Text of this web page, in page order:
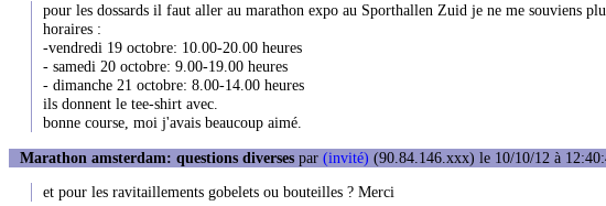
pour les dossards il faut aller au marathon expo au Sporthallen Zuid je ne me souviens
horaires :
-vendredi 19 octobre: 10.00-20.00 heures
- samedi 20 octobre: 9.00-19.00 heures
- dimanche 21 octobre: 8.00-14.00 heures
ils donnent le tee-shirt avec.
bonne course, moi j'avais beaucoup aimé.
Marathon amsterdam: questions diverses par (invité) (90.84.146.xxx) le 10/10/12 à
et pour les ravitaillements gobelets ou bouteilles ? Merci